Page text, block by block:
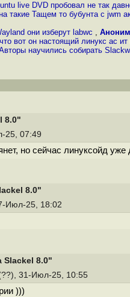
live DVD пробовал не так
такие Тащем то бубунта с jwm
они изберут labwc , Аноним
вот он настоящий линукс ас
научились собирать
8.0"
25, 07:49
но сейчас линуксойд
8.0"
Июл-25, 18:02
Slackel 8.0"
31-Июл-25, 10:55
)))